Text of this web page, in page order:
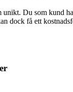
unikt. Du som kund
dock få ett